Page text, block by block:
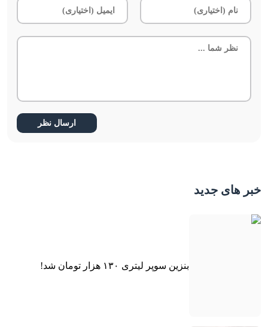
خبر های جدید
بنزین سوپر لیتری ۱۳۰ هزار تومان شد!